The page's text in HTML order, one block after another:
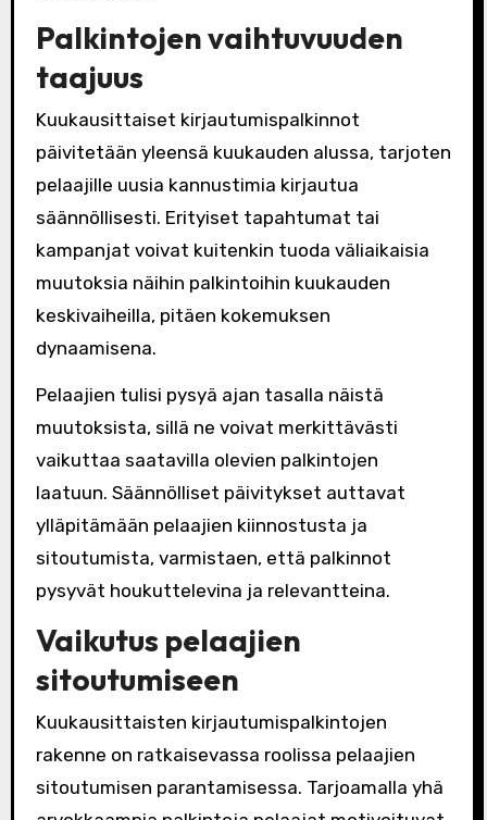
Palkintojen vaihtuvuuden
taajuus
Kuukausittaiset kirjautumispalkinnot
päivitetään yleensä kuukauden alussa, tarjoten
pelaajille uusia kannustimia kirjautua
säännöllisesti. Erityiset tapahtumat tai
kampanjat voivat kuitenkin tuoda väliaikaisia
muutoksia näihin palkintoihin kuukauden
keskivaiheilla, pitäen kokemuksen
dynaamisena.
Pelaajien tulisi pysyä ajan tasalla näistä
muutoksista, sillä ne voivat merkittävästi
vaikuttaa saatavilla olevien palkintojen
laatuun. Säännölliset päivitykset auttavat
ylläpitämään pelaajien kiinnostusta ja
sitoutumista, varmistaen, että palkinnot
pysyvät houkuttelevina ja relevantteina.
Vaikutus pelaajien
sitoutumiseen
Kuukausittaisten kirjautumispalkintojen
rakenne on ratkaisevassa roolissa pelaajien
sitoutumisen parantamisessa. Tarjoamalla yhä